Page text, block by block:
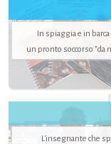
In spiaggia e in barca
un pronto soccorso "da
L'insegnante che